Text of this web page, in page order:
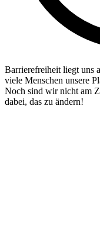
Barrierefreiheit liegt uns
viele Menschen unsere
Noch sind wir nicht am
dabei, das zu ändern!